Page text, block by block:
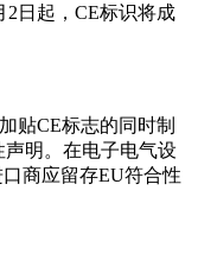
2日起，CE标识将成
贴CE标志的同时制
明。在电子电气设
商应留存EU符合性